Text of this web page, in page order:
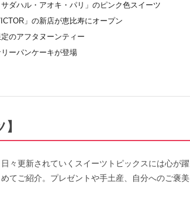
ダハル・アオキ・パリ」のピンク色スイーツ
」の新店が恵比寿にオープン
のアフタヌーンティー
ーパンケーキが登場
々更新されていくスイーツトピックスには心が
てご紹介。プレゼントや手土産、自分へのご褒美